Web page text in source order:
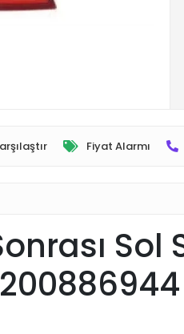
Fiyat Alarmı
Sol